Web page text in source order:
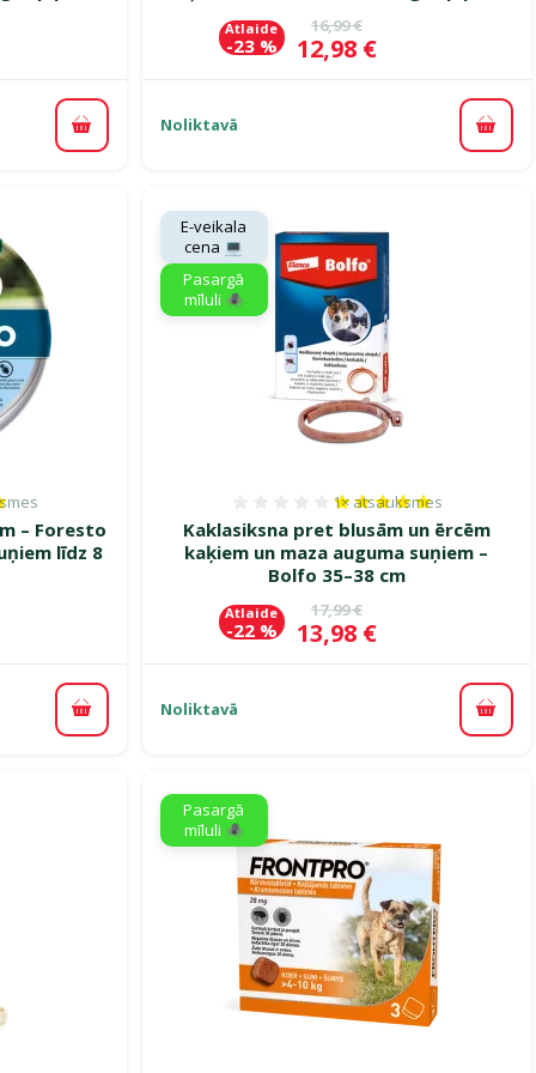
Pievienot grozam
Oriģinālā cena
16,99 €
Cena
12,98 €
Atlaide
-23 %
Noliktavā
– Foresto
līdz 8
80%, reitingu skaits: 4
Pievienot grozam
Kaklasiksna pret blusām un ērcēm
kaķiem un maza auguma suņiem –
Bolfo 35–38 cm
Atsauksmes 100%,
1× atsauksmes
Oriģinālā cena
17,99 €
Cena
13,98 €
Atlaide
-22 %
E-veikala
cena 💻
Pasargā
mīluli 🕷️
Noliktavā
Pasargā
mīluli 🕷️